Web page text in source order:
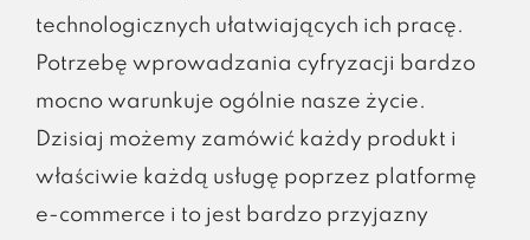
technologicznych ułatwiających ich pracę.
Potrzebę wprowadzania cyfryzacji bardzo
mocno warunkuje ogólnie nasze życie.
Dzisiaj możemy zamówić każdy produkt i
właściwie każdą usługę poprzez platformę
e-commerce i to jest bardzo przyjazny